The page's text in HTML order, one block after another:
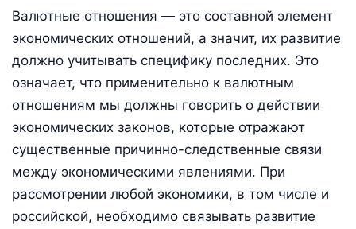
Валютные отношения — это составной элемент
экономических отношений, а значит, их развитие
должно учитывать специфику последних. Это
означает, что применительно к валютным
отношениям мы должны говорить о действии
экономических законов, которые отражают
существенные причинно-следственные связи
между экономическими явлениями. При
рассмотрении любой экономики, в том числе и
российской, необходимо связывать развитие